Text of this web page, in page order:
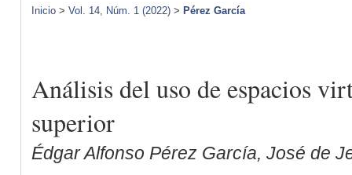
Inicio > Vol. 14, Núm. 1 (2022) > Pérez García
Análisis del uso de espacios
superior
Édgar Alfonso Pérez García, José de